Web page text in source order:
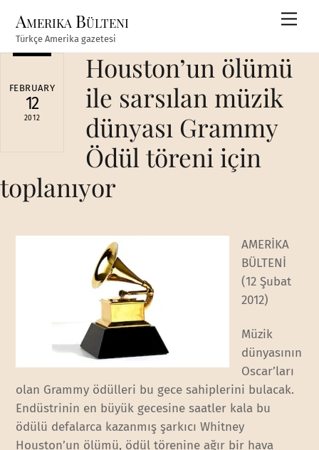
content
Amerika Bülteni
Türkçe Amerika gazetesi
FEBRUARY
12
2012
Houston’un ölümü
ile sarsılan müzik
dünyası Grammy
Ödül töreni için
toplanıyor
AMERİKA
BÜLTENİ
(12 Şubat
2012)
Müzik
dünyasının
Oscar’ları
olan Grammy ödülleri bu gece sahiplerini bulacak.
Endüstrinin en büyük gecesine saatler kala bu
ödülü defalarca kazanmış şarkıcı Whitney
Houston’un ölümü, ödül törenine ağır bir hava